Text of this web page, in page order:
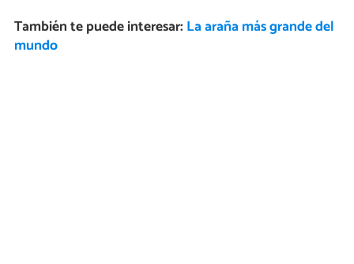
También te puede interesar: La araña más grande del
mundo